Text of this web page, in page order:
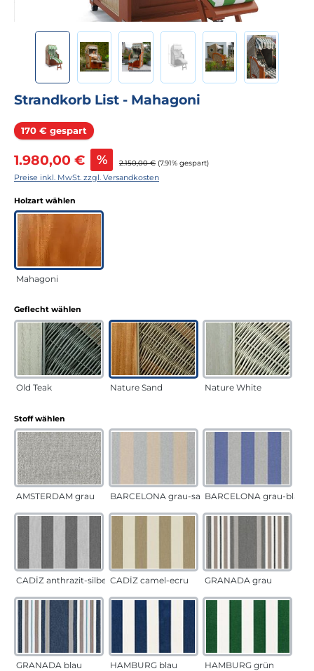
Strandkorb List - Mahagoni
170 € gespart Rabatt
Verkaufspreis:
1.980,00 € % Regulärer Preis:
2.150,00 € (7.91% gespart)
Preise inkl. MwSt. zzgl. Versandkosten
Holzart wählen
Mahagoni
Geflecht wählen
Old Teak Nature Sand Nature White
Stoff wählen
AMSTERDAM grau BARCELONA grau-sandBARCELONA grau-blau
CADÍZ anthrazit-silber CADÍZ camel-ecru GRANADA grau
GRANADA blau HAMBURG blau HAMBURG grün